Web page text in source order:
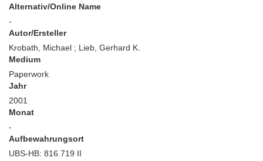
Alternativ/Online Name
-
Autor/Ersteller
Krobath, Michael ; Lieb, Gerhard K.
Medium
Paperwork
Jahr
2001
Monat
-
Aufbewahrungsort
UBS-HB: 816.719 II